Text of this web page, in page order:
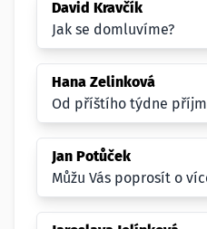
David Kravčík
Jak se domluvíme?
Hana Zelinková
Od příštího týdne
Jan Potůček
Můžu Vás poprosít o